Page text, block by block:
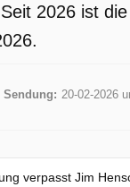
2026 ist
Sendung: 20-02-2026
verpasst Jim